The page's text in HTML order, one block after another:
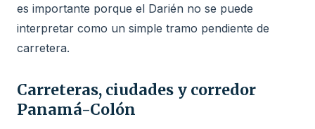
es importante porque el Darién no se puede
interpretar como un simple tramo pendiente de
carretera.
Carreteras, ciudades y corredor
Panamá-Colón